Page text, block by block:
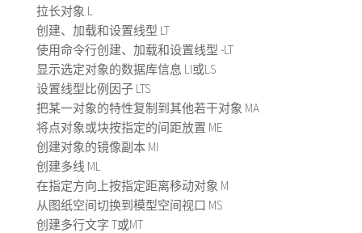
拉长对象 L
创建、加载和设置线型 LT
使用命令行创建、加载和设置线型 -LT
显示选定对象的数据库信息 LI或LS
设置线型比例因子 LTS
把某一对象的特性复制到其他若干对象 MA
将点对象或块按指定的间距放置 ME
创建对象的镜像副本 MI
创建多线 ML
在指定方向上按指定距离移动对象 M
从图纸空间切换到模型空间视口 MS
创建多行文字 T或MT